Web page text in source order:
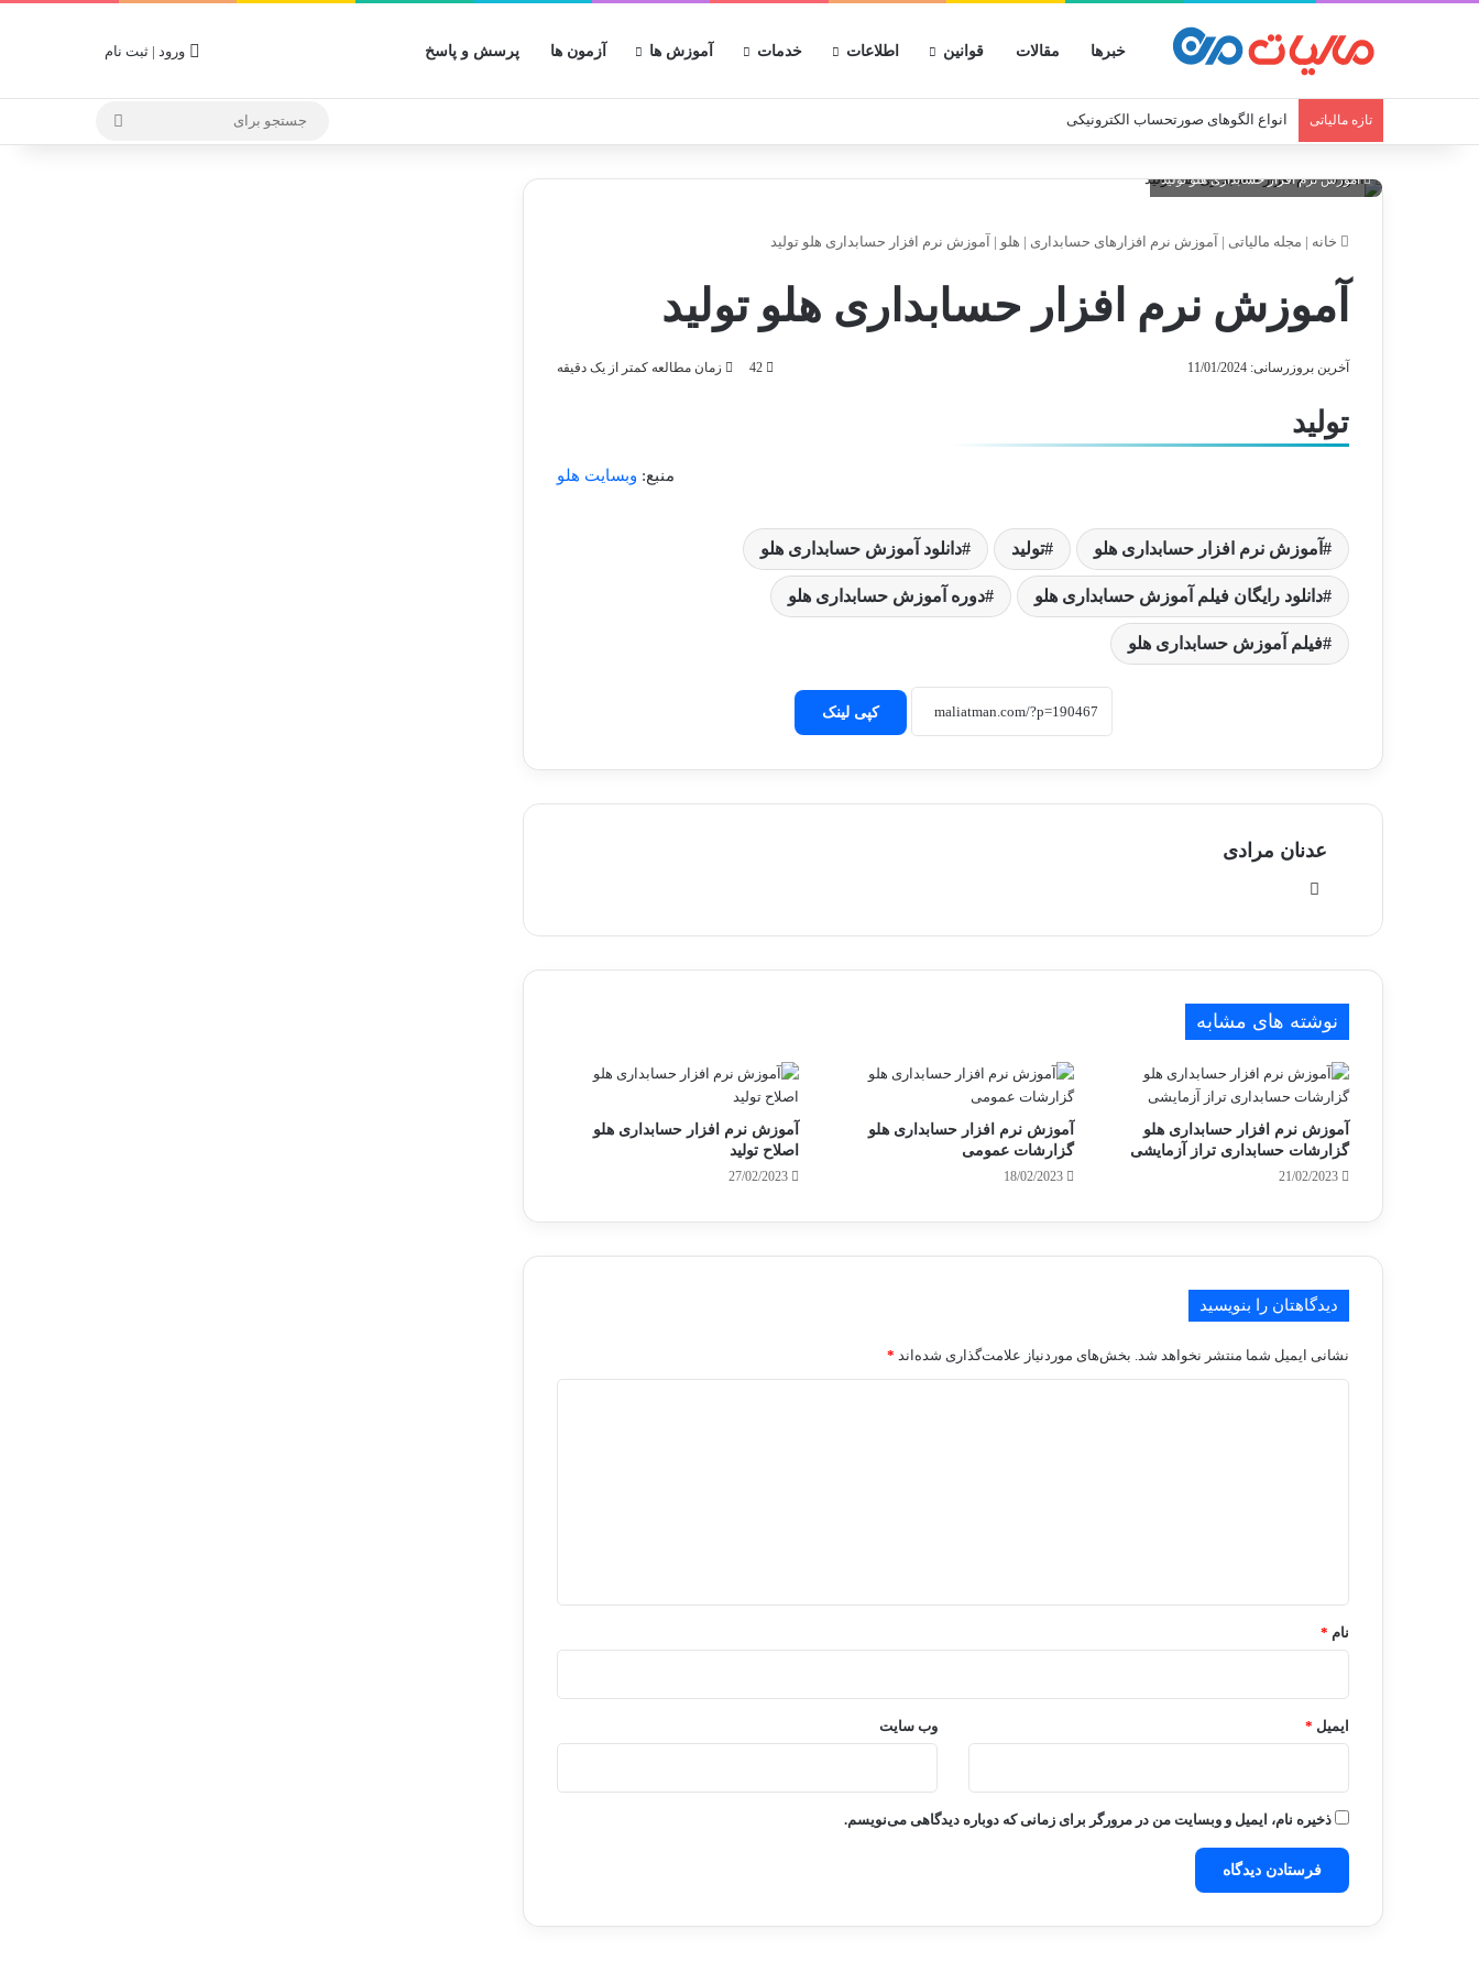
خبرها مقالات قوانین اطلاعات خدمات آموزش ها آزمون ها پرسش و پاسخ ورود | ثبت نام
تازه مالیاتی انواع الگوهای صورتحساب الکترونیکی
آموزش نرم افزار حسابداری هلو تولید
خانه | مجله مالیاتی | آموزش نرم افزارهای حسابداری | هلو | آموزش نرم افزار حسابداری هلو تولید
آموزش نرم افزار حسابداری هلو تولید
آخرین بروزرسانی: 11/01/2024 42 زمان مطالعه کمتر از یک دقیقه
تولید
منبع: وبسایت هلو
آموزش نرم افزار حسابداری هلو تولید دانلود آموزش حسابداری هلو
دانلود رایگان فیلم آموزش حسابداری هلو دوره آموزش حسابداری هلو
فیلم آموزش حسابداری هلو
کپی لینک
عدنان مرادی
نوشته های مشابه
آموزش نرم افزار حسابداری هلو
گزارشات حسابداری تراز آزمایشی
21/02/2023
آموزش نرم افزار حسابداری هلو
گزارشات عمومی
18/02/2023
آموزش نرم افزار حسابداری هلو
اصلاح تولید
27/02/2023
دیدگاهتان را بنویسید
نشانی ایمیل شما منتشر نخواهد شد. بخش‌های موردنیاز علامت‌گذاری شده‌اند *
نام *
ایمیل * وب‌ سایت
ذخیره نام، ایمیل و وبسایت من در مرورگر برای زمانی که دوباره دیدگاهی می‌نویسم.